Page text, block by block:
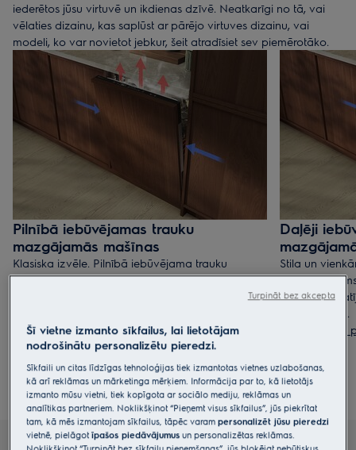
iederētos jūsu virtuvē un ikdienas dzīvē. Neatkarīgi no tā, vai
vēlaties dizainu, kas saplūst ar pārējo virtuves dizainu, vai
modeli, ko var novietot jebkur, šeit atradīsiet sev piemērotāko.
Pilnībā iebūvējamas trauku
mazgājamās mašīnas
Klasiska izvēle. Pilnībā iebūvējama trauku
mazgājamā mašīna paslēpjas aiz jūsu skapīša
durvīm, nodrošinot tīru, modernu virtuves dizainu
‘’Electrolux’’.
Rādīt visus pilnībā iebūvējamos modeļus
Daļēji
Stila un
paliek
pielāgot
ar jūsu virtuvi.
Rādīt
Šī vietne izmanto sīkfailus, lai lietotājam
nodrošinātu personalizētu pieredzi.
Sīkfaili un citas līdzīgas tehnoloģijas tiek izmantotas vietnes uzlabošanas,
kā arī reklāmas un mārketinga mērķiem. Informācija par to, kā lietotājs
izmanto mūsu vietni, tiek kopīgota ar sociālo mediju, reklāmas un
analītikas partneriem. Noklikšķinot “Pieņemt visus sīkfailus”, jūs piekrītat
tam, kā mēs izmantojam sīkfailus, tāpēc varampersonalizēt jūsu pieredzi
vietnē, pielāgotīpašos piedāvājumus un personalizētas reklāmas.
Turpināt bez akcepta